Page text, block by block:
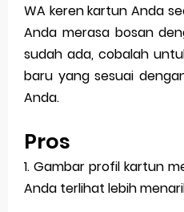
WA keren kartun Anda
Anda merasa bosan
sudah ada, cobalah
baru yang sesuai
Anda.
Pros
1. Gambar profil kartun
Anda terlihat lebih